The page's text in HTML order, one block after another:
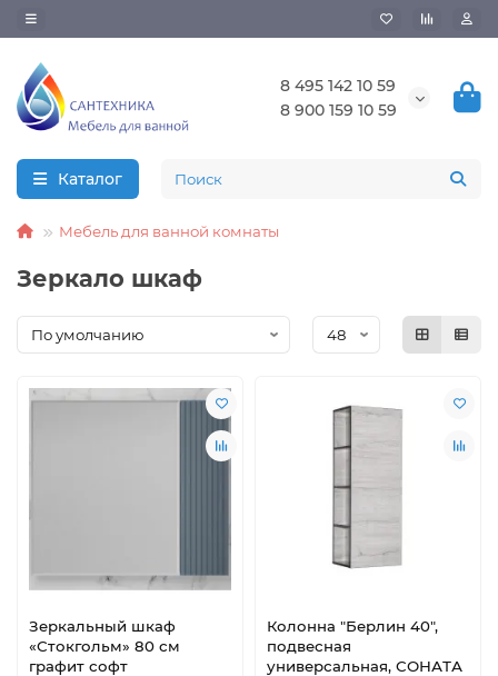
8 495 142 10 59
8 900 159 10 59
Каталог
Мебель для ванной комнаты
Зеркало шкаф
Зеркальный шкаф
«Стокгольм» 80 см
графит софт
Колонна "Берлин 40",
подвесная
универсальная, СОНАТА